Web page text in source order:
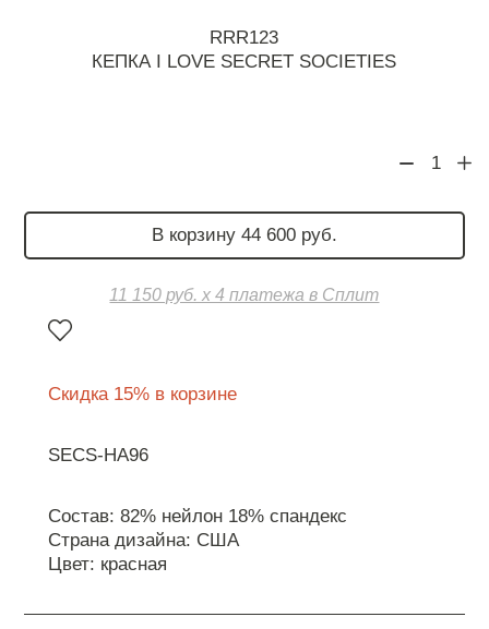
RRR123
КЕПКА I LOVE SECRET SOCIETIES
1
В корзину 44 600 руб.
11 150 руб. х 4 платежа в Сплит
Скидка 15% в корзине
SECS-HA96
Состав: 82% нейлон 18% спандекс
Страна дизайна: США
Цвет: красная